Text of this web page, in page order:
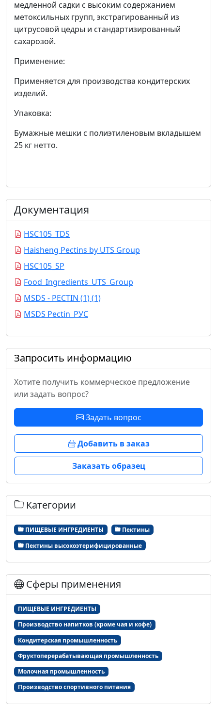
медленной садки с высоким содержанием
метоксильных групп, экстрагированный из
цитрусовой цедры и стандартизированный
сахарозой.
Применение:
Применяется для производства кондитерских
изделий.
Упаковка:
Бумажные мешки с полиэтиленовым вкладышем
25 кг нетто.
Документация
HSC105_TDS
Haisheng Pectins by UTS Group
HSC105_SP
Food_Ingredients_UTS_Group
MSDS - PECTIN (1) (1)
MSDS Pectin_РУС
Запросить информацию
Хотите получить коммерческое предложение
или задать вопрос?
Задать вопрос
Добавить в заказ
Заказать образец
Категории
ПИЩЕВЫЕ ИНГРЕДИЕНТЫ
Пектины
Пектины высокоэтерифицированные
Сферы применения
ПИЩЕВЫЕ ИНГРЕДИЕНТЫ
Производство напитков (кроме чая и кофе)
Кондитерская промышленность
Фруктоперерабатывающая промышленность
Молочная промышленность
Производство спортивного питания